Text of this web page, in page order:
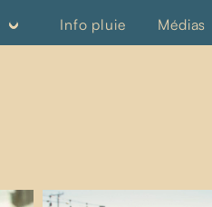
Info pluie Médias